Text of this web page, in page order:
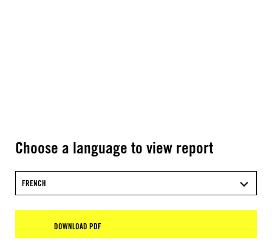
Choose a language to view report
FRENCH
DOWNLOAD PDF